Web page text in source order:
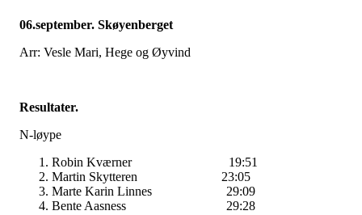
06.september. Skøyenberget
Arr: Vesle Mari, Hege og Øyvind
Resultater.
N-løype
Robin Kværner 19:51
Martin Skytteren 23:05
Marte Karin Linnes 29:09
Bente Aasness 29:28